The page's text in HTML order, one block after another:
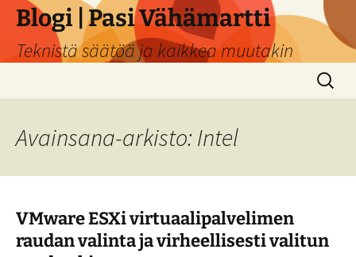
Siirry
sisältöön
Blogi | Pasi Vähämartti
Teknistä säätöä ja kaikkea muutakin
Haku:
Avainsana-arkisto: Intel
VMware ESXi virtuaalipalvelimen
raudan valinta ja virheellisesti valitun